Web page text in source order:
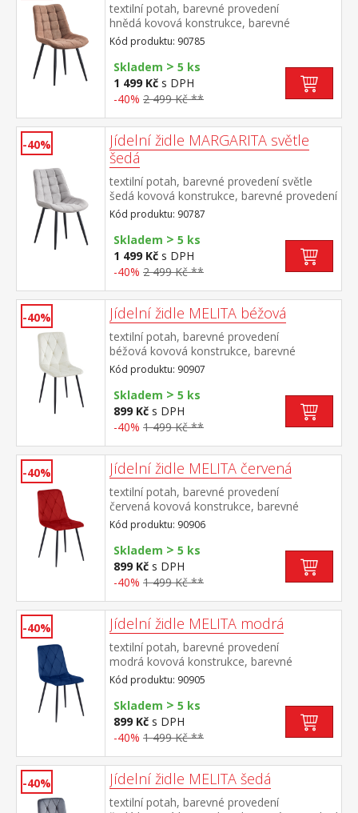
textilní potah, barevné provedení
hnědá kovová konstrukce, barevné
provedení černá výška sedu 49
cm doporučená nosnost do 130 kg
Kód produktu: 90785
Skladem > 5 ks
1 499 Kč s DPH
-40% 2 499 Kč **
-40%
Jídelní židle MARGARITA světle
šedá
textilní potah, barevné provedení světle
šedá kovová konstrukce, barevné provedení
černá výška sedu 49 cm doporučená
nosnost do 130 kg
Kód produktu: 90787
Skladem > 5 ks
1 499 Kč s DPH
-40% 2 499 Kč **
-40% Jídelní židle MELITA béžová
textilní potah, barevné provedení
béžová kovová konstrukce, barevné
provedení černá výška sedu 50
cm doporučená nosnost do 120 kg
Kód produktu: 90907
Skladem > 5 ks
899 Kč s DPH
-40% 1 499 Kč **
-40% Jídelní židle MELITA červená
textilní potah, barevné provedení
červená kovová konstrukce, barevné
provedení černá výška sedu 50
cm doporučená nosnost do 120 kg
Kód produktu: 90906
Skladem > 5 ks
899 Kč s DPH
-40% 1 499 Kč **
-40% Jídelní židle MELITA modrá
textilní potah, barevné provedení
modrá kovová konstrukce, barevné
provedení černá výška sedu 50
cm doporučená nosnost do 120 kg
Kód produktu: 90905
Skladem > 5 ks
899 Kč s DPH
-40% 1 499 Kč **
-40% Jídelní židle MELITA šedá
textilní potah, barevné provedení